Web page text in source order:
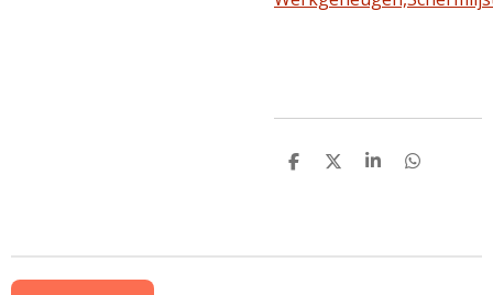
D
D
S
D